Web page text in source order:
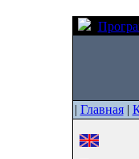
| Главная|